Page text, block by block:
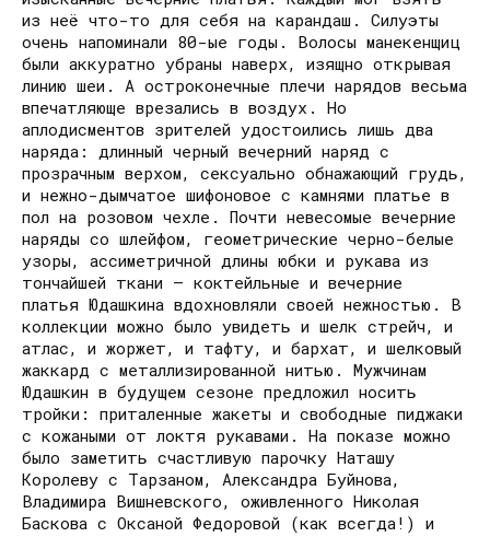
из неё что-то для себя на карандаш. Силуэты
очень напоминали 80-ые годы. Волосы манекенщиц
были аккуратно убраны наверх, изящно открывая
линию шеи. А остроконечные плечи нарядов весьма
впечатляюще врезались в воздух. Но
аплодисментов зрителей удостоились лишь два
наряда: длинный черный вечерний наряд с
прозрачным верхом, сексуально обнажающий грудь,
и нежно-дымчатое шифоновое с камнями платье в
пол на розовом чехле. Почти невесомые вечерние
наряды со шлейфом, геометрические черно-белые
узоры, ассиметричной длины юбки и рукава из
тончайшей ткани – коктейльные и вечерние
платья Юдашкина вдохновляли своей нежностью. В
коллекции можно было увидеть и шелк стрейч, и
атлас, и жоржет, и тафту, и бархат, и шелковый
жаккард с металлизированной нитью. Мужчинам
Юдашкин в будущем сезоне предложил носить
тройки: приталенные жакеты и свободные пиджаки
с кожаными от локтя рукавами. На показе можно
было заметить счастливую парочку Наташу
Королеву с Тарзаном, Александра Буйнова,
Владимира Вишневского, оживленного Николая
Баскова с Оксаной Федоровой (как всегда!) и